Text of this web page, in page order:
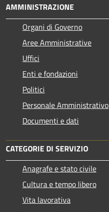
AMMINISTRAZIONE
Organi di Governo
Aree Amministrative
Uffici
Enti e fondazioni
Politici
Personale Amministrativo
Documenti e dati
CATEGORIE DI SERVIZIO
Anagrafe e stato civile
Cultura e tempo libero
Vita lavorativa